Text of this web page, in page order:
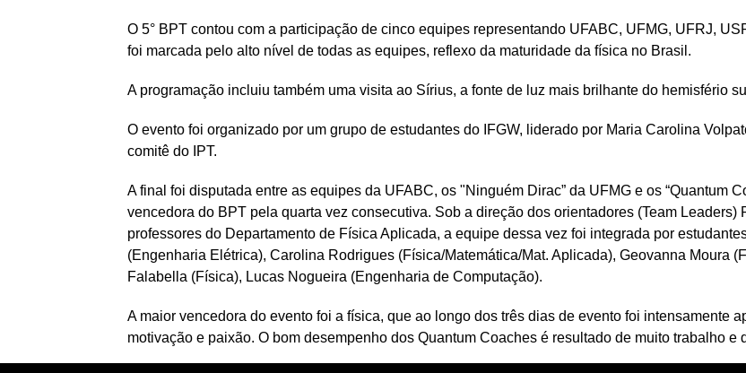
O 5° BPT contou com a participação de cinco equipes representando UFABC, UFMG, UFRJ,
foi marcada pelo alto nível de todas as equipes, reflexo da maturidade da física no Brasil.
A programação incluiu também uma visita ao Sírius, a fonte de luz mais brilhante do hemisfério
O evento foi organizado por um grupo de estudantes do IFGW, liderado por Maria Carolina
comitê do IPT.
A final foi disputada entre as equipes da UFABC, os "Ninguém Dirac” da UFMG e os “Quantum
vencedora do BPT pela quarta vez consecutiva. Sob a direção dos orientadores (Team Leaders)
professores do Departamento de Física Aplicada, a equipe dessa vez foi integrada por
(Engenharia Elétrica), Carolina Rodrigues (Física/Matemática/Mat. Aplicada), Geovanna Moura
Falabella (Física), Lucas Nogueira (Engenharia de Computação).
A maior vencedora do evento foi a física, que ao longo dos três dias de evento foi intensamente
motivação e paixão. O bom desempenho dos Quantum Coaches é resultado de muito trabalho e